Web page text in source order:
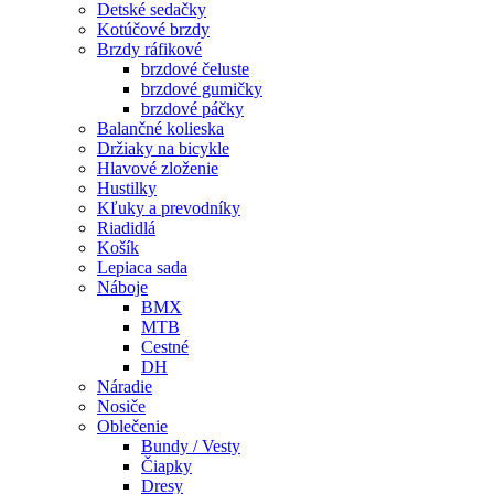
Detské sedačky
Kotúčové brzdy
Brzdy ráfikové
brzdové čeluste
brzdové gumičky
brzdové páčky
Balančné kolieska
Držiaky na bicykle
Hlavové zloženie
Hustilky
Kľuky a prevodníky
Riadidlá
Košík
Lepiaca sada
Náboje
BMX
MTB
Cestné
DH
Náradie
Nosiče
Oblečenie
Bundy / Vesty
Čiapky
Dresy